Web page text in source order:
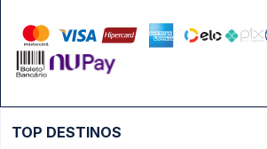
TOP DESTINOS